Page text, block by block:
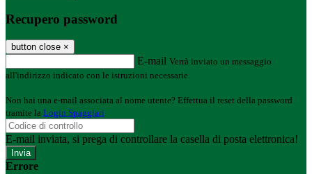
Recupero password
button close ×
E-mail Verrà inviato un messaggio
all'indirizzo indicato con le istruzioni necessarie.
Non hai una e-mail associata al nome utente? Effettua il reset della password
tramite la Login Spaggiari
E-mail inviata, si prega di controllare la casella di posta elettronica!
Errore